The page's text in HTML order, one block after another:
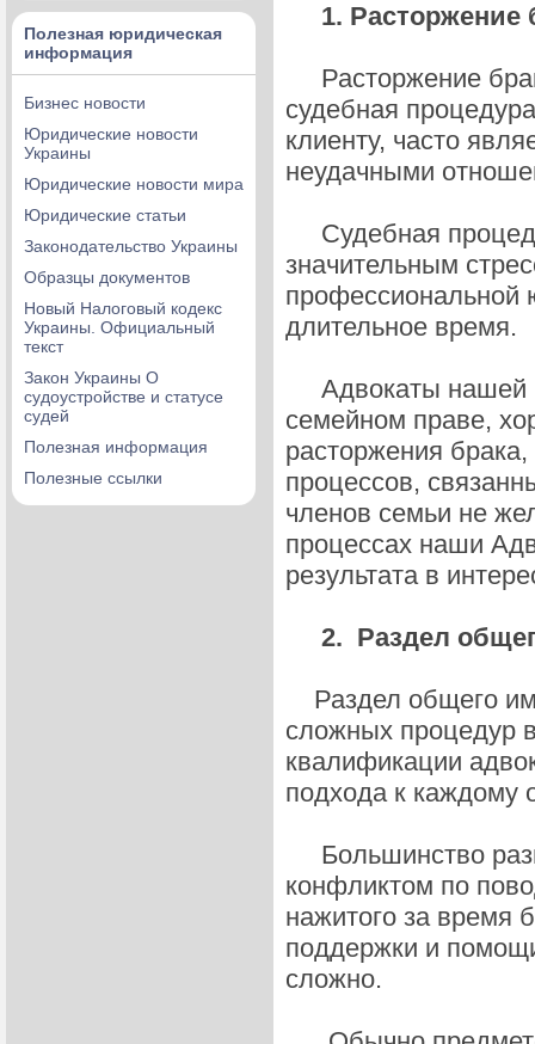
Полезная юридическая
информация
Бизнес новости
Юридические новости
Украины
Юридические новости мира
Юридические статьи
Законодательство Украины
Образцы документов
Новый Налоговый кодекс
Украины. Официальный
текст
Закон Украины О
судоустройстве и статусе
судей
Полезная информация
Полезные ссылки
1. Расторжение
Расторжение
судебная
клиенту, часто
неудачными
Судебная
значительным
профессиональной
длительное
Адвокаты нашей
семейном праве,
расторжения
процессов,
членов семьи не
процессах наши
результата в
2. Раздел
Раздел общего
сложных процедур
квалификации
подхода к каждому
Большинство
конфликтом по
нажитого за время
поддержки и
сложно.